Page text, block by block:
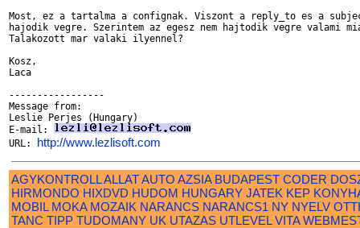
Most, ez a tartalma a confignak. Viszont a reply_to es a
hajodik vegre. Szerintem az egesz nem hajtodik vegre valami
Talakozott mar valaki ilyennel?
Kosz,
Laca
-----------------
Message from:
Leslie Perjes (Hungary)
E-mail:
URL: http://www.lezlisoft.com
AGYKONTROLLALLATAUTO AZSIA BUDAPEST CODER
HIRMONDO HIXDVD HUDOM HUNGARY JATEK KEP
MOBIL MOKA MOZAIK NARANCS NARANCS1 NY NYELV
TANC TIPP TUDOMANY UK UTAZAS UTLEVEL VITA